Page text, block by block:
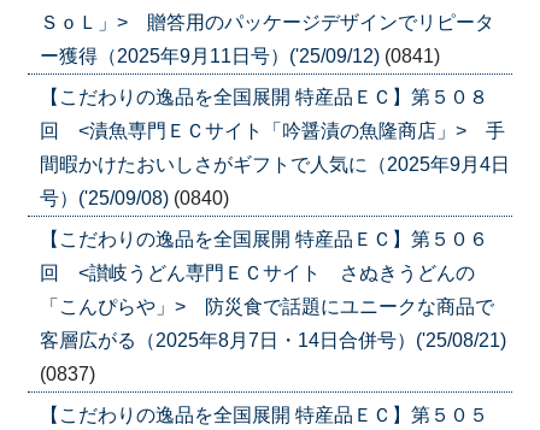
ＳｏＬ」> 贈答用のパッケージデザインでリピータ
ー獲得（2025年9月11日号）('25/09/12) (0841)
【こだわりの逸品を全国展開 特産品ＥＣ】第５０８
回 <漬魚専門ＥＣサイト「吟醤漬の魚隆商店」> 手
間暇かけたおいしさがギフトで人気に（2025年9月4日
号）('25/09/08) (0840)
【こだわりの逸品を全国展開 特産品ＥＣ】第５０６
回 <讃岐うどん専門ＥＣサイト さぬきうどんの
「こんぴらや」> 防災食で話題にユニークな商品で
客層広がる（2025年8月7日・14日合併号）('25/08/21)
(0837)
【こだわりの逸品を全国展開 特産品ＥＣ】第５０５